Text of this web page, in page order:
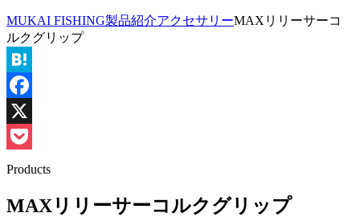
MUKAI FISHING製品紹介アクセサリーMAXリリーサーコ
ルクグリップ
Hatena
Facebook
X
Pocket
Products
MAXリリーサーコルクグリップ